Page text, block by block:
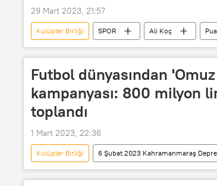
29 Mart 2023, 21:57
Kulüpler Birliği SPOR Ali Koç
Spor Toto Süper Lig
Futbol dünyasından
kampanyası: 800 milyon
toplandı
1 Mart 2023, 22:36
Kulüpler Birliği 6 Şubat 2023 Kahramanmaraş
Türkiye Futbol Federasyonu (TFF)
Kulüpler